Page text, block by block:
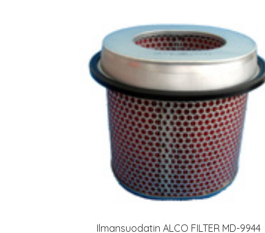
Ilmansuodatin ALCO FILTER MD-9944